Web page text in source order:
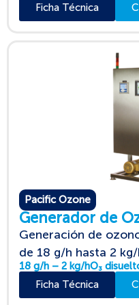
Ficha Técnica
Pacific Ozone
Generador de
Generación de
de 18 g/h hasta 2 kg/
18 g/h – 2 kg/hO₃
Ficha Técnica